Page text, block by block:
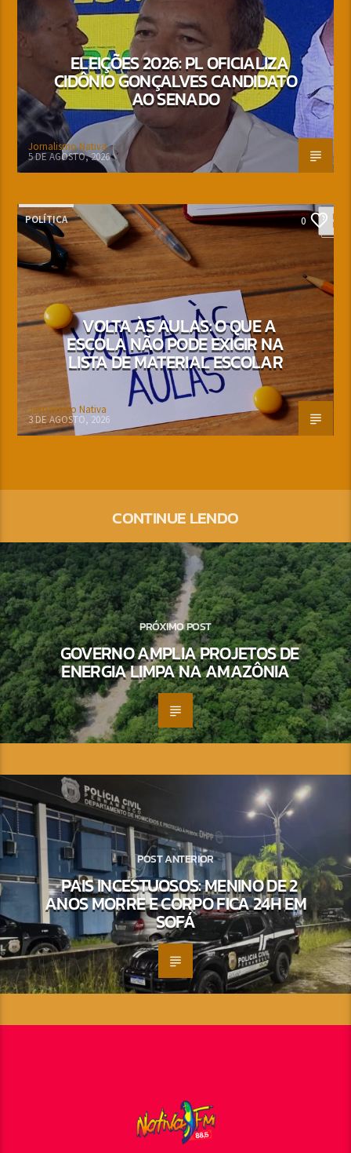
ELEIÇÕES 2026: PL OFICIALIZA
CIDÔNIO GONÇALVES CANDIDATO
AO SENADO
Jornalismo Nativa
5 DE AGOSTO, 2026
POLÍTICA 0
VOLTA ÀS AULAS: O QUE A
ESCOLA NÃO PODE EXIGIR NA
LISTA DE MATERIAL ESCOLAR
Jornalismo Nativa
3 DE AGOSTO, 2026
CONTINUE LENDO
PRÓXIMO POST
GOVERNO AMPLIA PROJETOS DE
ENERGIA LIMPA NA AMAZÔNIA
POST ANTERIOR
PAIS INCESTUOSOS: MENINO DE 2
ANOS MORRE E CORPO FICA 24H EM
SOFÁ